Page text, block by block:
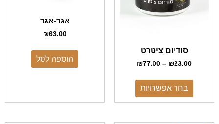
סודיום ציטרט
₪23.00
–
₪77.00
בחר אפשרויות
אגר-אגר
₪63.00
הוספה לסל